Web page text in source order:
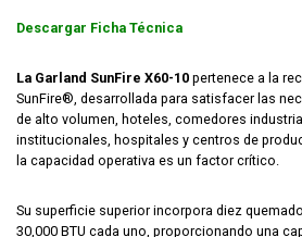
Descargar Ficha Técnica
La Garland SunFire X60-10 pertenece a la
SunFire®, desarrollada para satisfacer las
de alto volumen, hoteles, comedores
institucionales, hospitales y centros de
la capacidad operativa es un factor crítico.
Su superficie superior incorpora diez
30,000 BTU cada uno, proporcionando una